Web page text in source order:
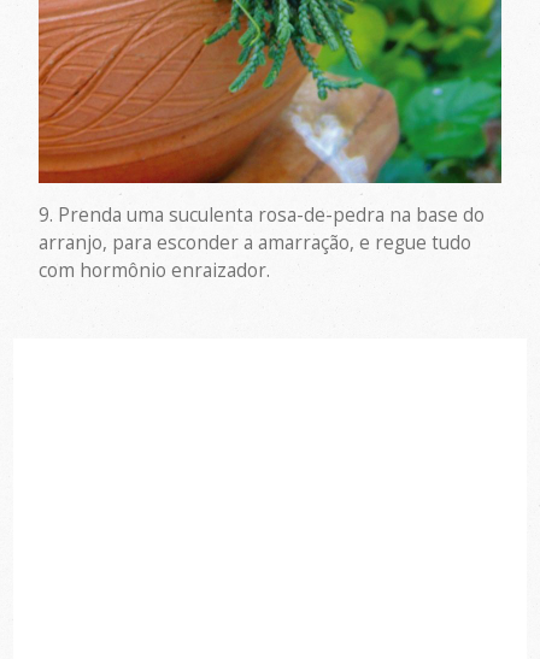
9. Prenda uma suculenta rosa-de-pedra na base do
arranjo, para esconder a amarração, e regue tudo
com hormônio enraizador.